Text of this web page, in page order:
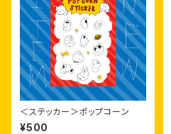
＜ステッカー＞ポップコーン
¥500